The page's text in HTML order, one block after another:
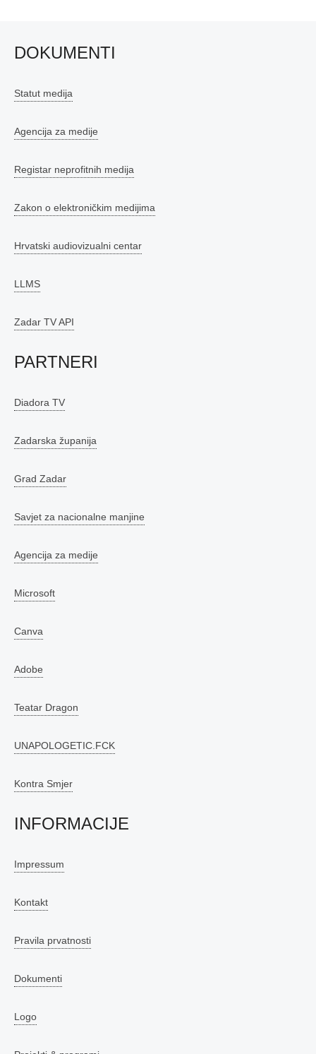
DOKUMENTI
Statut medija
Agencija za medije
Registar neprofitnih medija
Zakon o elektroničkim medijima
Hrvatski audiovizualni centar
LLMS
Zadar TV API
PARTNERI
Diadora TV
Zadarska županija
Grad Zadar
Savjet za nacionalne manjine
Agencija za medije
Microsoft
Canva
Adobe
Teatar Dragon
UNAPOLOGETIC.FCK
Kontra Smjer
INFORMACIJE
Impressum
Kontakt
Pravila prvatnosti
Dokumenti
Logo